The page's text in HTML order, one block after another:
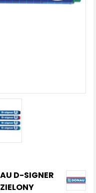
D-SIGNER